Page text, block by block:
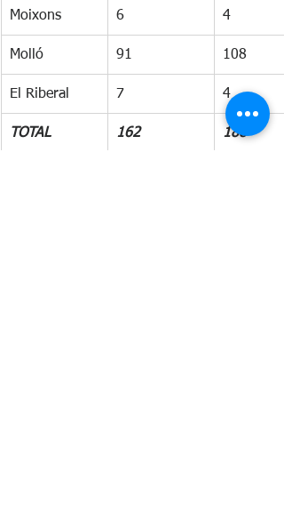
Moixons 6 4
Molló 91 108
El Riberal 7 4
TOTAL 162 188